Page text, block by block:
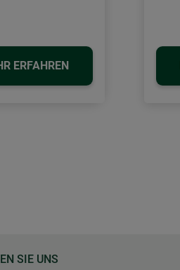
ERFAHREN
SIE UNS